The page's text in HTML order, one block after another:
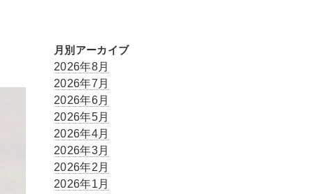
月別アーカイブ
2026年8月
2026年7月
2026年6月
2026年5月
2026年4月
2026年3月
2026年2月
2026年1月